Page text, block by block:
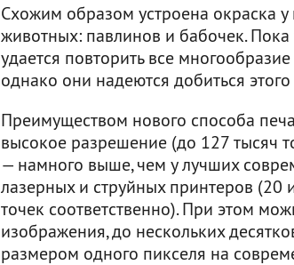
Схожим образом устроена окраска у
животных: павлинов и бабочек.
удается повторить все многообразие
однако они надеются добиться
Преимуществом нового способа
высокое разрешение (до 127 тысяч
— намного выше, чем у лучших
лазерных и струйных принтеров (20
точек соответственно). При этом
изображения, до нескольких
размером одного пикселя на